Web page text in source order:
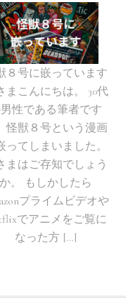
８号に嵌っています
まこんにちは。 30代
性である筆者です
怪獣８号という漫画
ってしまいました。
まはご存知でしょう
か。 もしかしたら
プライムビデオや
でアニメをご覧に
なった方 […]